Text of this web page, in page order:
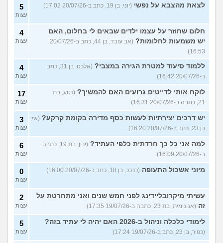
לצאת מהצבא על נפשי (יוני, בן 19, כתב ב-20/07/26 17:02) 5
עצות
חלום שחוזר על עצמו ילדים שבאים לי בחלום, האם
יש משמעות לחלומות?
(אב עובד, בן 44, כתב ב-20/07/26
16:53)
4
עצות
ללמוד סיעוד למטרת הגירה במצבי?
(אלכס, בן 31, כתב
ב-20/07/26 16:42)
4
עצות
לוקח אותי לדייטים גרועים האם להמשיך? (נטע, בת
21, כתבה ב-20/07/26 16:31)
17
עצות
יש דרכים יצירתיות לעשות כסף מדירה בקומת קרקע? (שי,
בן 23, כתב ב-20/07/26 16:20)
3
עצות
למה אני כל כך חרדתית כלפי העתיד?
(ירין, בת 19, כתבה
ב-20/07/26 16:09)
6
עצות
מיוני אשכול התעופה (ככככ, בן 18, כתב ב-20/07/26 16:00) 0
עצות
עשיתי מיקרובליידינג לפני חמש שנים ואני מתחרטת על
זה (אנונימית, בת 23, כתבה ב-19/07/26 17:35)
2
עצות
לימודי כלכלה וניהול ב-2026 האם יהיה לי עתיד בזה?
(כפיר, בן 23, כתב ב-19/07/26 17:24)
5
עצות